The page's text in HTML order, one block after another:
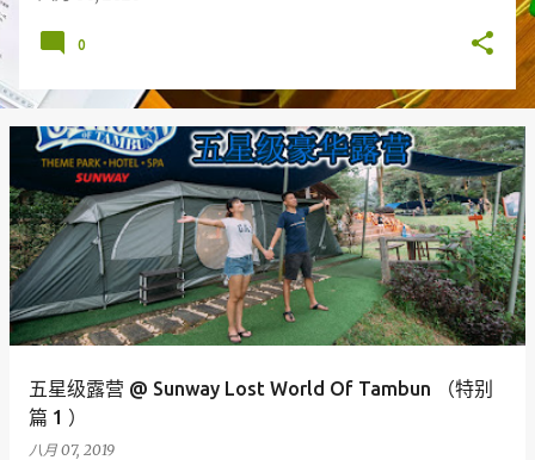
0
五星级露营 @ Sunway Lost World Of Tambun （特别
篇 1 ）
八月 07, 2019